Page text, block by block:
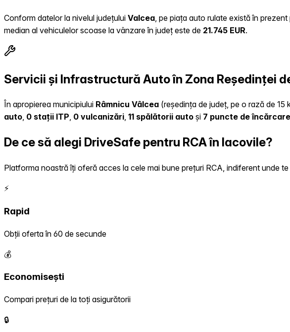
Conform datelor la nivelul județului Valcea , pe piața auto rulate există în
median al vehiculelor scoase la vânzare în județ este de 21.745 EUR.
Servicii și Infrastructură Auto în Zona Reședinței
În apropierea municipiului Râmnicu Vâlcea (reședința de județ, pe o rază de 15
auto, 0 stații ITP, 0 vulcanizări, 11 spălătorii auto și 7 puncte de
De ce să alegi DriveSafe pentru RCA în Iacovile?
Platforma noastră îți oferă acces la cele mai bune prețuri RCA, indiferent unde te
⚡
Rapid
Obții oferta în 60 de secunde
💰
Economisești
Compari prețuri de la toți asigurătorii
🔒